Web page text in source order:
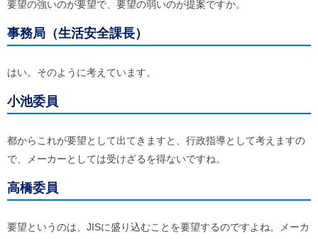
要望の強いのが要望で、要望の弱いのが提案ですか。
事務局（生活安全課長）
はい。そのように考えています。
小池委員
都からこれが要望として出てきますと、行政指導として考えますの
で、メーカーとしては受けざるを得ないですね。
高橋委員
要望というのは、JISに盛り込むことを要望するのですよね。メーカ